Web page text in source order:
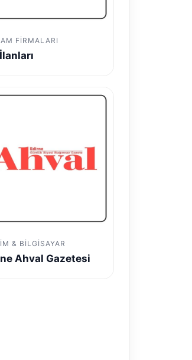
FIRMALARI
& BILGISAYAR
Ahval Gazetesi